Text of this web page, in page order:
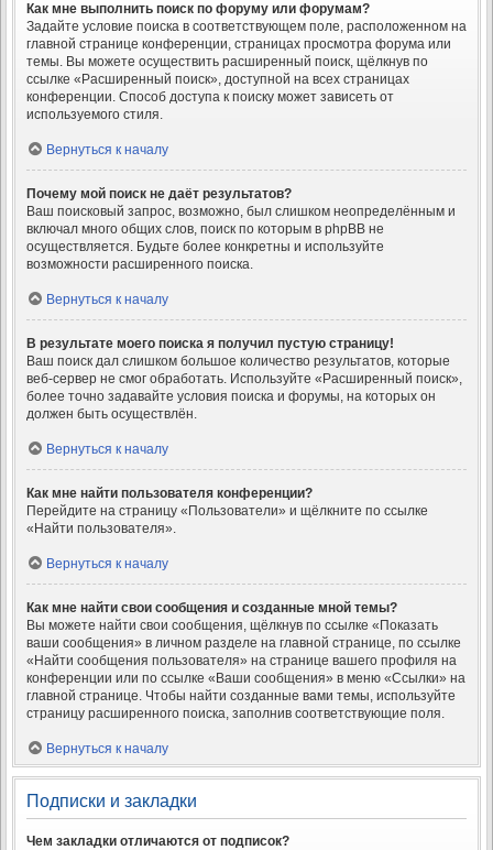
Как мне выполнить поиск по форуму или форумам?
Задайте условие поиска в соответствующем поле, расположенном на
главной странице конференции, страницах просмотра форума или
темы. Вы можете осуществить расширенный поиск, щёлкнув по
ссылке «Расширенный поиск», доступной на всех страницах
конференции. Способ доступа к поиску может зависеть от
используемого стиля.
Вернуться к началу
Почему мой поиск не даёт результатов?
Ваш поисковый запрос, возможно, был слишком неопределённым и
включал много общих слов, поиск по которым в phpBB не
осуществляется. Будьте более конкретны и используйте
возможности расширенного поиска.
Вернуться к началу
В результате моего поиска я получил пустую страницу!
Ваш поиск дал слишком большое количество результатов, которые
веб-сервер не смог обработать. Используйте «Расширенный поиск»,
более точно задавайте условия поиска и форумы, на которых он
должен быть осуществлён.
Вернуться к началу
Как мне найти пользователя конференции?
Перейдите на страницу «Пользователи» и щёлкните по ссылке
«Найти пользователя».
Вернуться к началу
Как мне найти свои сообщения и созданные мной темы?
Вы можете найти свои сообщения, щёлкнув по ссылке «Показать
ваши сообщения» в личном разделе на главной странице, по ссылке
«Найти сообщения пользователя» на странице вашего профиля на
конференции или по ссылке «Ваши сообщения» в меню «Ссылки» на
главной странице. Чтобы найти созданные вами темы, используйте
страницу расширенного поиска, заполнив соответствующие поля.
Вернуться к началу
Подписки и закладки
Чем закладки отличаются от подписок?